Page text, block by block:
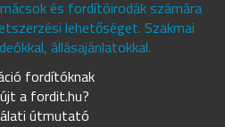
és fordítóirodák számára
lehetőséget. Szakmai
állásajánlatokkal.
fordítóknak
a fordit.hu?
útmutató